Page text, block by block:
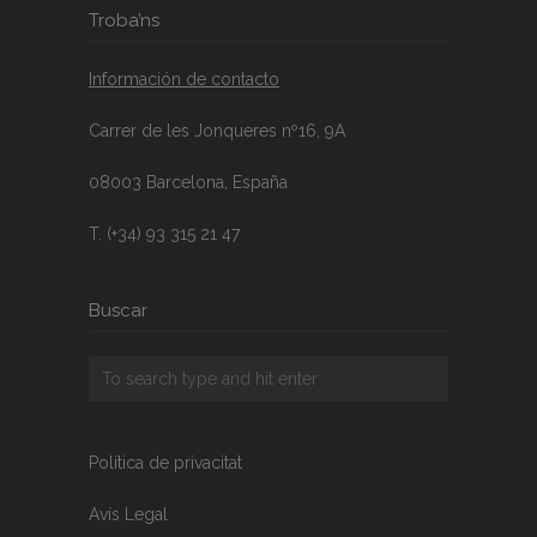
Troba’ns
Información de contacto
Carrer de les Jonqueres nº16, 9A
08003 Barcelona, España
T. (+34) 93 315 21 47
Buscar
Política de privacitat
Avís Legal